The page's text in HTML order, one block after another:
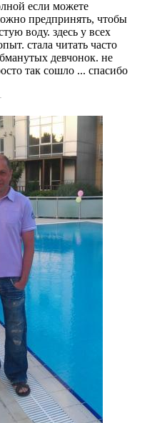
если можете
предпринять, чтобы
воду. здесь у всех
стала читать часто
девчонок. не
так сошло ... спасибо